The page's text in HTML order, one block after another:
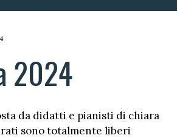
2024
da didatti e pianisti di chiara
sono totalmente liberi